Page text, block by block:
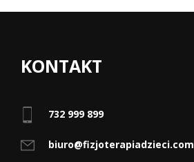
KONTAKT
732 999 899
biuro@fizjoterapiadzieci.com